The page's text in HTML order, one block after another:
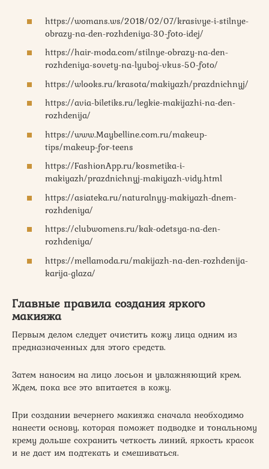
https://womans.ws/2018/02/07/krasivye-i-stilnye-
obrazy-na-den-rozhdeniya-30-foto-idej/
https://hair-moda.com/stilnye-obrazy-na-den-
rozhdeniya-sovety-na-lyuboj-vkus-50-foto/
https://wlooks.ru/krasota/makiyazh/prazdnichnyj/
https://avia-biletiks.ru/legkie-makijazhi-na-den-
rozhdenija/
https://www.Maybelline.com.ru/makeup-
tips/makeup-for-teens
https://FashionApp.ru/kosmetika-i-
makiyazh/prazdnichnyj-makiyazh-vidy.html
https://asiateka.ru/naturalnyy-makiyazh-dnem-
rozhdeniya/
https://clubwomens.ru/kak-odetsya-na-den-
rozhdeniya/
https://mellamoda.ru/makijazh-na-den-rozhdenija-
karija-glaza/
Главные правила создания яркого
макияжа
Первым делом следует очистить кожу лица одним из
предназначенных для этого средств.
Затем наносим на лицо лосьон и увлажняющий крем.
Ждем, пока все это впитается в кожу.
При создании вечернего макияжа сначала необходимо
нанести основу, которая поможет подводке и тональному
крему дольше сохранить четкость линий, яркость красок
и не даст им подтекать и смешиваться.